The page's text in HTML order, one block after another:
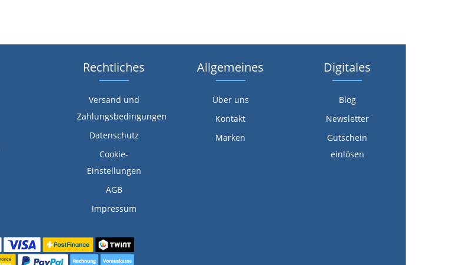
Rechtliches
Versand und
Zahlungsbedingungen
Datenschutz
Cookie-
Einstellungen
AGB
Impressum
Allgemeines
Über uns
Kontakt
Marken
Digitales
Blog
Newsletter
Gutschein
einlösen